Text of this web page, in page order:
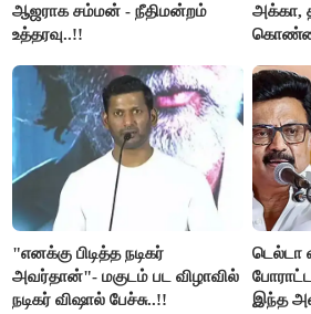
ஆஜராக சம்மன் - நீதிமன்றம்
உத்தரவு..!!
அக்கா,
"எனக்கு பிடித்த நடிகர்
அவர்தான்"- மகுடம் பட விழாவில்
நடிகர் விஷால் பேச்சு..!!
டெல்டா
இந்த